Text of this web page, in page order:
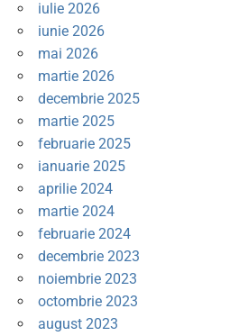
iulie 2026
iunie 2026
mai 2026
martie 2026
decembrie 2025
martie 2025
februarie 2025
ianuarie 2025
aprilie 2024
martie 2024
februarie 2024
decembrie 2023
noiembrie 2023
octombrie 2023
august 2023